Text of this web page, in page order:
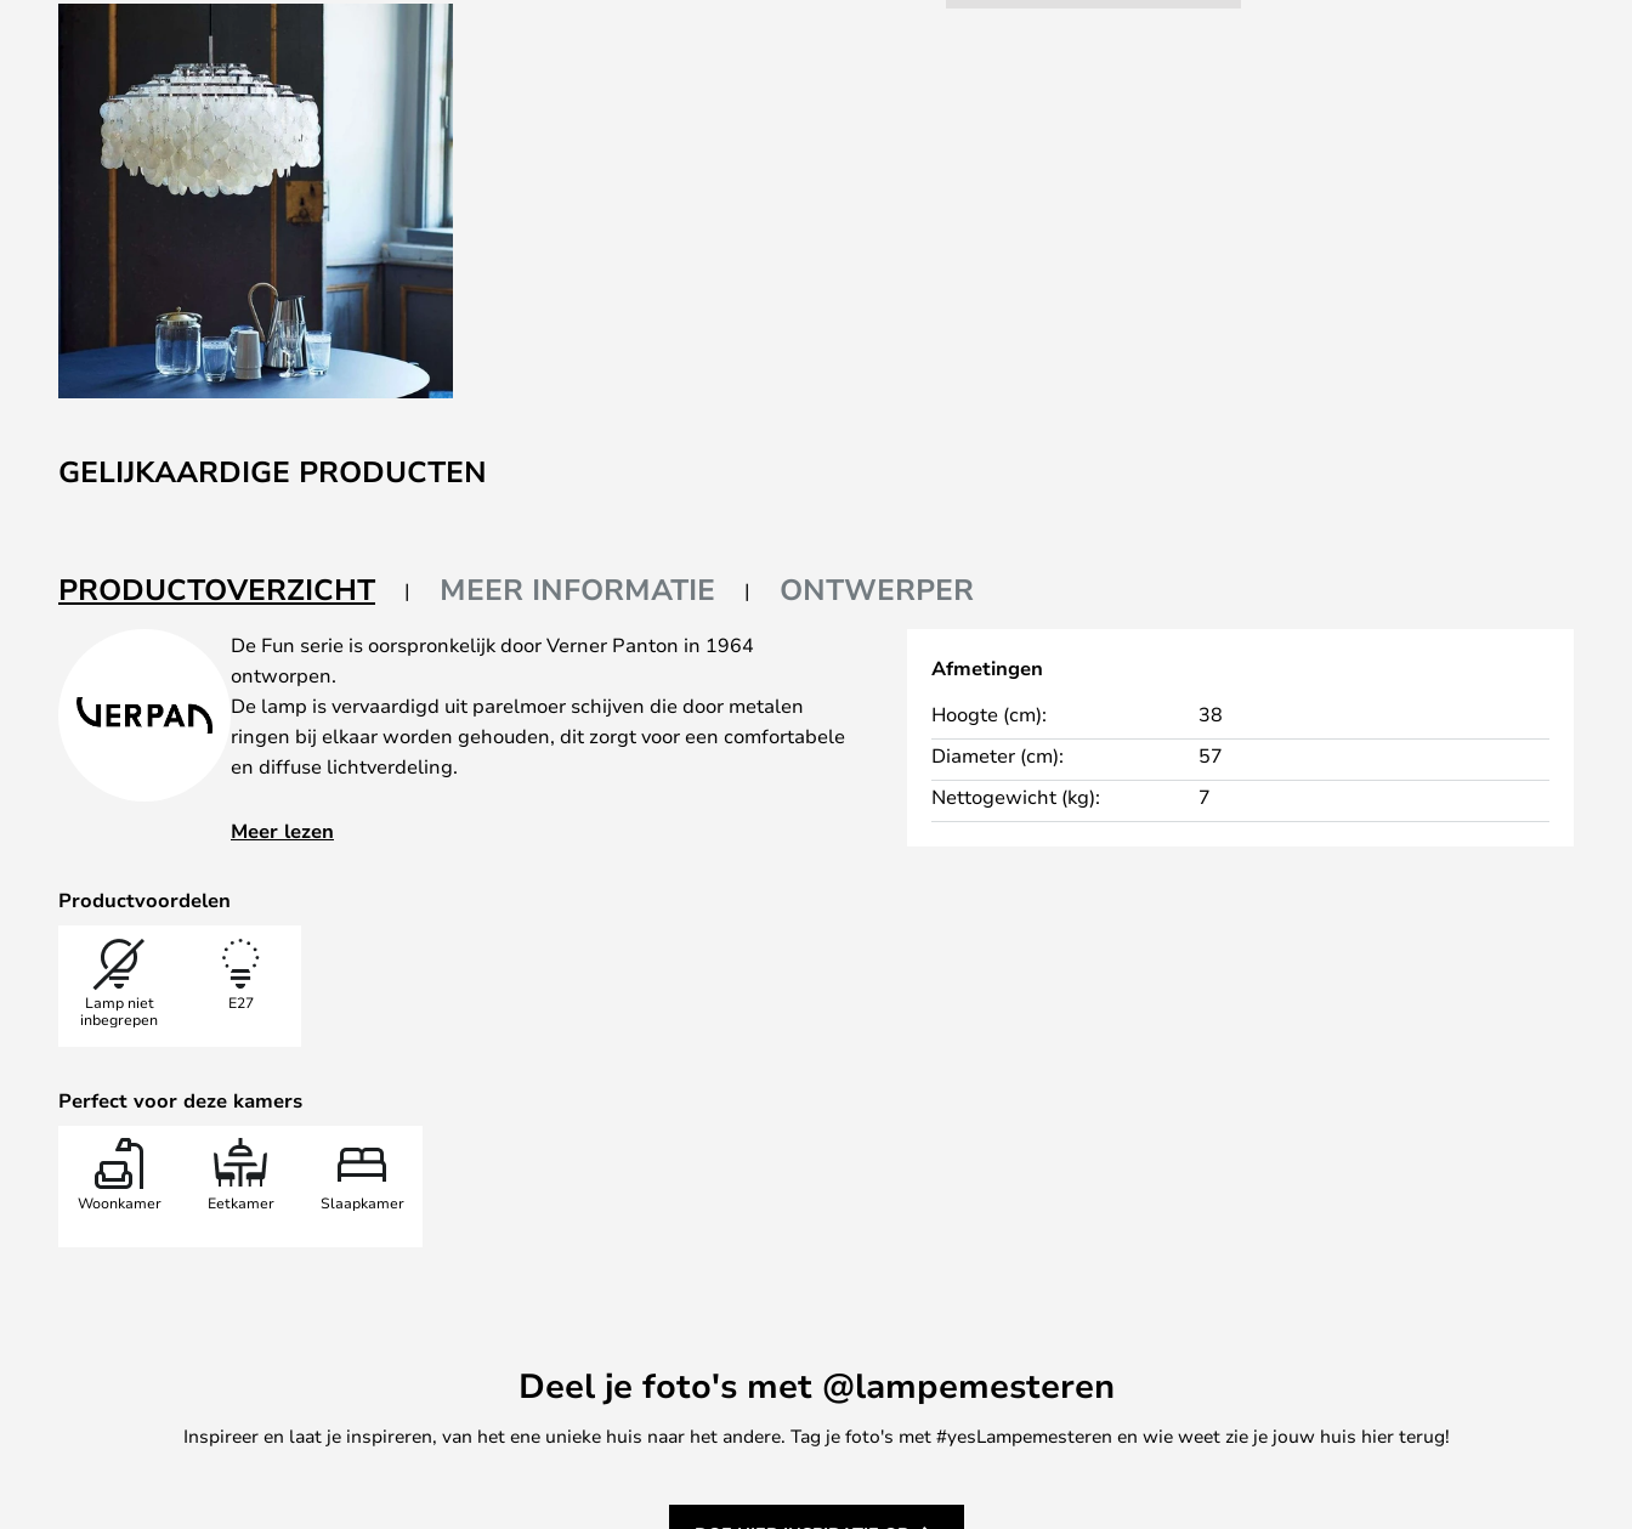
naar
het
de
afbeeldingen-
GELIJKAARDIGE PRODUCTEN
PRODUCTOVERZICHT MEER INFORMATIE ONTWERPER
De Fun serie is oorspronkelijk door Verner Panton in 1964
ontworpen.
De lamp is vervaardigd uit parelmoer schijven die door metalen
ringen bij elkaar worden gehouden, dit zorgt voor een comfortabele
en diffuse lichtverdeling.
Verner Panton (1926-1998) was een van de kleurrijkste mensen in
levendige en organische ontwerpen en zijn liefde voor plastic. Hij
heeft talloze prijzen gewonnen voor zijn onconventionele werk.
NB! Merk op dat de lamp niet gemonteerd wordt geleverd. Monteer
Meer lezen
Productvoordelen
Lamp niet
inbegrepen
E27
Perfect voor deze kamers
Woonkamer Eetkamer Slaapkamer
Afmetingen
Hoogte (cm):
38
Diameter (cm):
57
Nettogewicht (kg):
7
Deel je foto's met @lampemesteren
Inspireer en laat je inspireren, van het ene unieke huis naar het andere. Tag je foto's met #yesLampemesteren en wie weet zie je jouw huis hier terug!